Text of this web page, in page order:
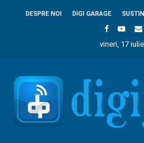
DESPRE NOI DIGI GARAGE
vineri, 17